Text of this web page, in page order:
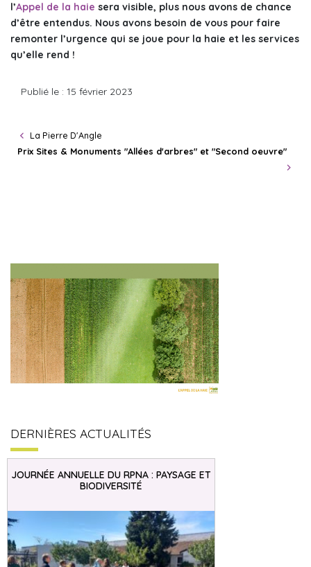
l’Appel de la haie sera visible, plus nous avons de chance
d’être entendus. Nous avons besoin de vous pour faire
remonter l’urgence qui se joue pour la haie et les services
qu’elle rend !
Publié le : 15 février 2023
La Pierre D'Angle
Prix Sites & Monuments "Allées d'arbres" et "Second oeuvre"
DERNIÈRES ACTUALITÉS
JOURNÉE ANNUELLE DU RPNA : PAYSAGE ET
BIODIVERSITÉ